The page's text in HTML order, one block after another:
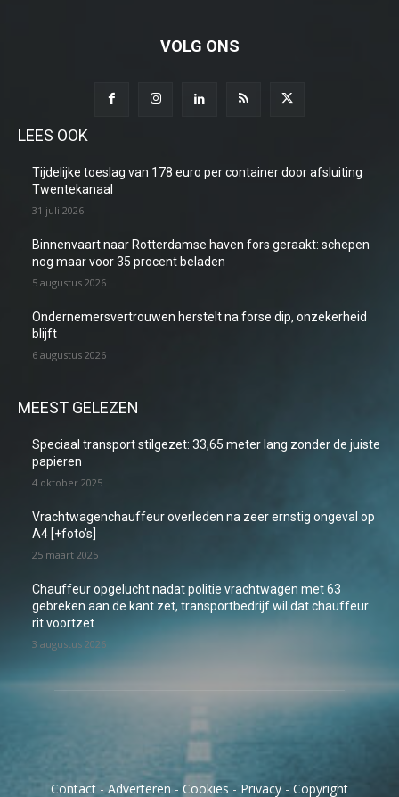
VOLG ONS
LEES OOK
Tijdelijke toeslag van 178 euro per container door afsluiting
Twentekanaal
31 juli 2026
Binnenvaart naar Rotterdamse haven fors geraakt: schepen
nog maar voor 35 procent beladen
5 augustus 2026
Ondernemersvertrouwen herstelt na forse dip, onzekerheid
blijft
6 augustus 2026
MEEST GELEZEN
Speciaal transport stilgezet: 33,65 meter lang zonder de juiste
papieren
4 oktober 2025
Vrachtwagenchauffeur overleden na zeer ernstig ongeval op
A4 [+foto’s]
25 maart 2025
Chauffeur opgelucht nadat politie vrachtwagen met 63
gebreken aan de kant zet, transportbedrijf wil dat chauffeur
rit voortzet
3 augustus 2026
Contact -Adverteren - Cookies - Privacy - Copyright